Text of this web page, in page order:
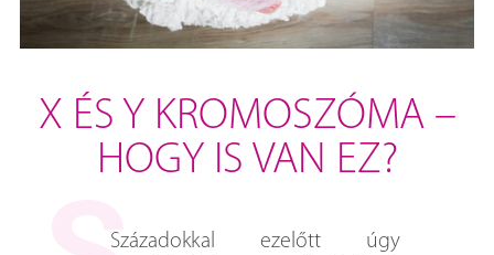
X ÉS Y KROMOSZÓMA –
HOGY IS VAN EZ?
Századokkal ezelőtt úgy